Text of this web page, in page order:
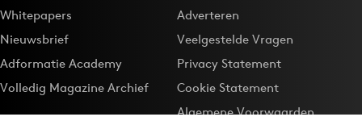
Whitepapers
Nieuwsbrief
Adformatie Academy
Volledig Magazine Archief
Adverteren
Veelgestelde Vragen
Privacy Statement
Cookie Statement
Algemene Voorwaarden